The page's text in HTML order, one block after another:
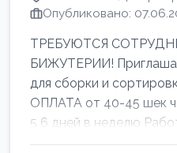
Опубликовано:
ТРЕБУЮТСЯ
БИЖУТЕРИИ!
для сборки и
ОПЛАТА от 40-45 шек
5 6 дней в неделю